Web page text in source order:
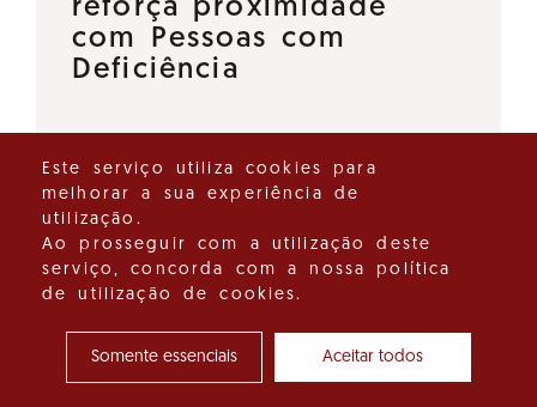
reforça proximidade
com Pessoas com
Deficiência
Pessoas com Deficiência (IDiPD)
lançou a iniciativa “Dia Aberto”,
um espaço de diálogo direto
que tem como objetivo
reforçar a proximidade entre…
Ver detalhes do destaque
Este serviço utiliza cookies para
melhorar a sua experiência de
utilização.
Ao prosseguir com a utilização deste
serviço, concorda com a nossa política
de utilização de cookies.
Somente essenciais Aceitar todos